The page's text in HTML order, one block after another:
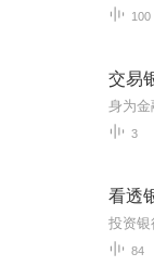
100
交易
3
看透
投资银
84